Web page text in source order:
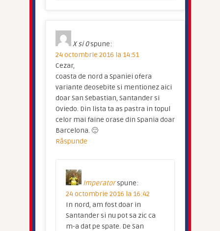
X si 0 spune:
24 octombrie 2016 la 14:51
Cezar,
coasta de nord a Spaniei ofera
variante deosebite si mentionez aici
doar San Sebastian, Santander si
Oviedo. Din lista ta as pastra in topul
celor mai faine orase din Spania doar
Barcelona. 🙂
Răspunde
Imperator spune:
24 octombrie 2016 la 16:42
In nord, am fost doar in
Santander si nu pot sa zic ca
m-a dat pe spate. De San